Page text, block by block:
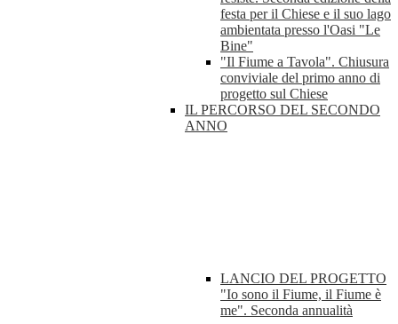
festa per il Chiese e il suo lago
ambientata presso l'Oasi "Le
Bine"
"Il Fiume a Tavola". Chiusura
conviviale del primo anno di
progetto sul Chiese
IL PERCORSO DEL SECONDO
ANNO
LANCIO DEL PROGETTO
"Io sono il Fiume, il Fiume è
me". Seconda annualità